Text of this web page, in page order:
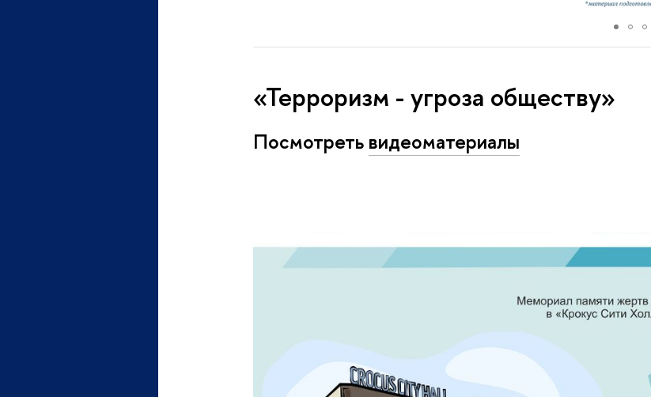
«Терроризм - угроза обществу»
Посмотреть видеоматериалы